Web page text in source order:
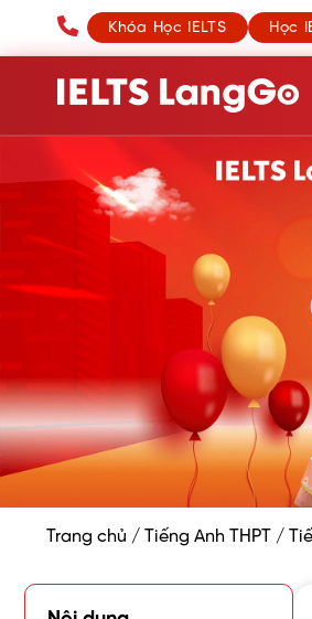
Khóa Học IELTS Học
Trang chủ / Tiếng Anh THPT /